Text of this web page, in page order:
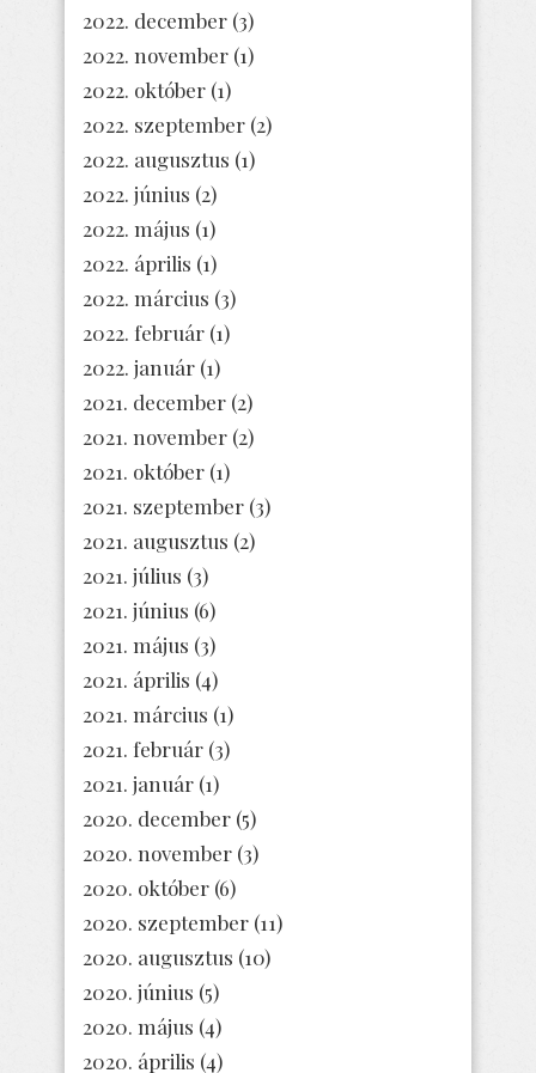
2022. december (3)
2022. november (1)
2022. október (1)
2022. szeptember (2)
2022. augusztus (1)
2022. június (2)
2022. május (1)
2022. április (1)
2022. március (3)
2022. február (1)
2022. január (1)
2021. december (2)
2021. november (2)
2021. október (1)
2021. szeptember (3)
2021. augusztus (2)
2021. július (3)
2021. június (6)
2021. május (3)
2021. április (4)
2021. március (1)
2021. február (3)
2021. január (1)
2020. december (5)
2020. november (3)
2020. október (6)
2020. szeptember (11)
2020. augusztus (10)
2020. június (5)
2020. május (4)
2020. április (4)